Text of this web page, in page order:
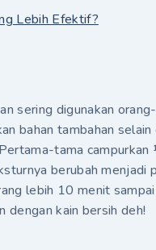
Lebih Efektif?
sering digunakan
bahan tambahan
tama
berubah menjadi
lebih 10 menit
dengan kain bersih deh!